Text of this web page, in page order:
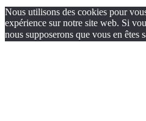
Nous utilisons des cookies pour
expérience sur notre site web. Si
nous supposerons que vous en êtes